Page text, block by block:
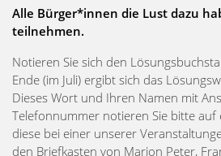
Alle Bürger*innen die Lust dazu
teilnehmen.
Notieren Sie sich den
Ende (im Juli) ergibt sich das
Dieses Wort und Ihren Namen mit
Telefonnummer notieren Sie bitte auf
diese bei einer unserer
den Briefkasten von Marion Peter,